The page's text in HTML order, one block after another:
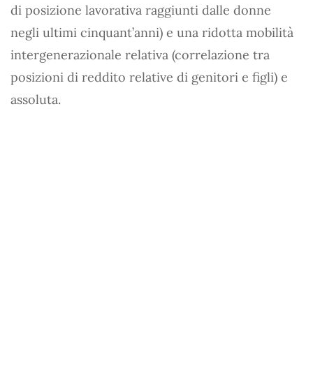
di posizione lavorativa raggiunti dalle donne
negli ultimi cinquant’anni) e una ridotta mobilità
intergenerazionale relativa (correlazione tra
posizioni di reddito relative di genitori e figli) e
assoluta.